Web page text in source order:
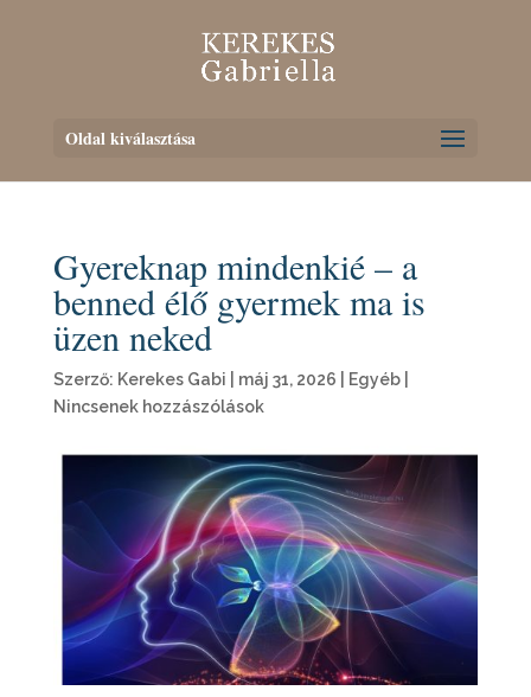
Oldal kiválasztása
Gyereknap mindenkié – a
benned élő gyermek ma is
üzen neked
Szerző: Kerekes Gabi máj 31, 2026 Egyéb|
Nincsenek hozzászólások